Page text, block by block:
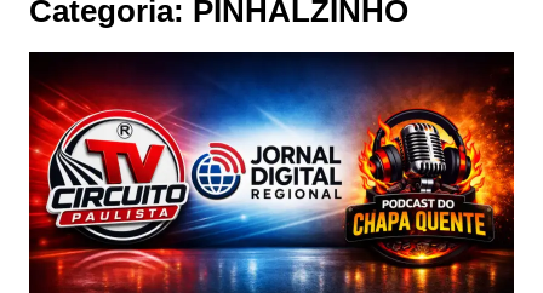
Categoria: PINHALZINHO